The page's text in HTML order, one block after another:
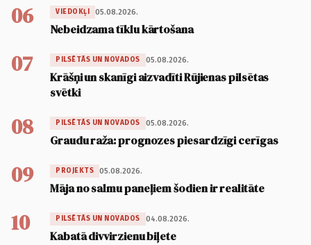
06 VIEDOKĻI 05.08.2026.
Nebeidzama tīklu kārtošana
07 PILSĒTĀS UN NOVADOS 05.08.2026.
Krāšņi un skanīgi aizvadīti Rūjienas pilsētas
svētki
08 PILSĒTĀS UN NOVADOS 05.08.2026.
Graudu raža: prognozes piesardzīgi cerīgas
09 PROJEKTS 05.08.2026.
Māja no salmu paneļiem šodien ir realitāte
10 PILSĒTĀS UN NOVADOS 04.08.2026.
Kabatā divvirzienu biļete